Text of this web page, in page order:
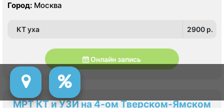
Город: Москва
КТ уха 2900 p.
Онлайн запись
МРТ КТ и УЗИ на 4-ом Тверском-Ямском